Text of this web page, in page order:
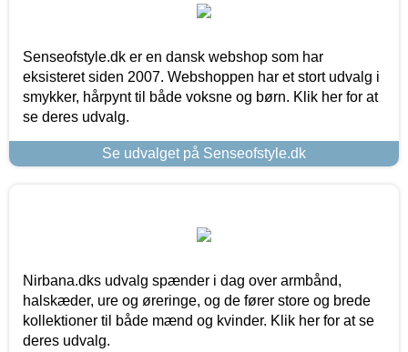
Senseofstyle.dk er en dansk webshop som har
eksisteret siden 2007. Webshoppen har et stort udvalg i
smykker, hårpynt til både voksne og børn. Klik her for at
se deres udvalg.
Se udvalget på Senseofstyle.dk
Nirbana.dks udvalg spænder i dag over armbånd,
halskæder, ure og øreringe, og de fører store og brede
kollektioner til både mænd og kvinder. Klik her for at se
deres udvalg.